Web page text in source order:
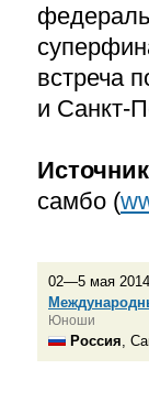
встреча
и Санкт-
самбо (
02—5 мая
Юноши
Россия ,